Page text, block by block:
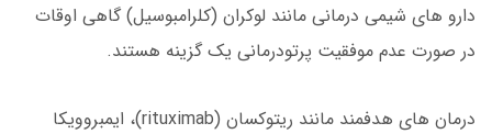
دارو های شیمی درمانی مانند لوکران (کلرامبوسیل) گاهی اوقات
در صورت عدم موفقیت پرتودرمانی یک گزینه هستند.
درمان های هدفمند مانند ریتوکسان (rituximab)، ایمبروویکا